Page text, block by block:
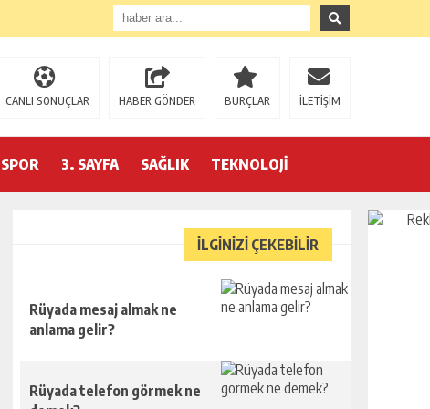
CANLI SONUÇLAR HABER GÖNDER BURÇLAR İLETİŞİM
SPOR 3. SAYFA SAĞLIK TEKNOLOJİ
İLGİNİZİ ÇEKEBİLİR
Rüyada mesaj almak ne
anlama gelir?
Rüyada telefon görmek ne